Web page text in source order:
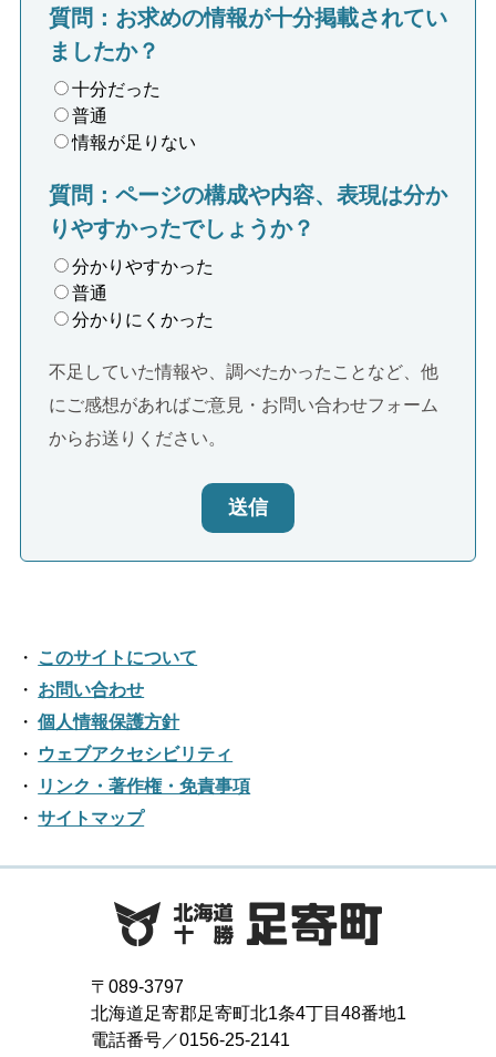
質問：お求めの情報が十分掲載されてい
ましたか？
十分だった
普通
情報が足りない
質問：ページの構成や内容、表現は分か
りやすかったでしょうか？
分かりやすかった
普通
分かりにくかった
不足していた情報や、調べたかったことなど、他
にご感想があればご意見・お問い合わせフォーム
からお送りください。
送信
このサイトについて
お問い合わせ
個人情報保護方針
ウェブアクセシビリティ
リンク・著作権・免責事項
サイトマップ
〒089-3797
北海道足寄郡足寄町北1条4丁目48番地1
電話番号／0156-25-2141